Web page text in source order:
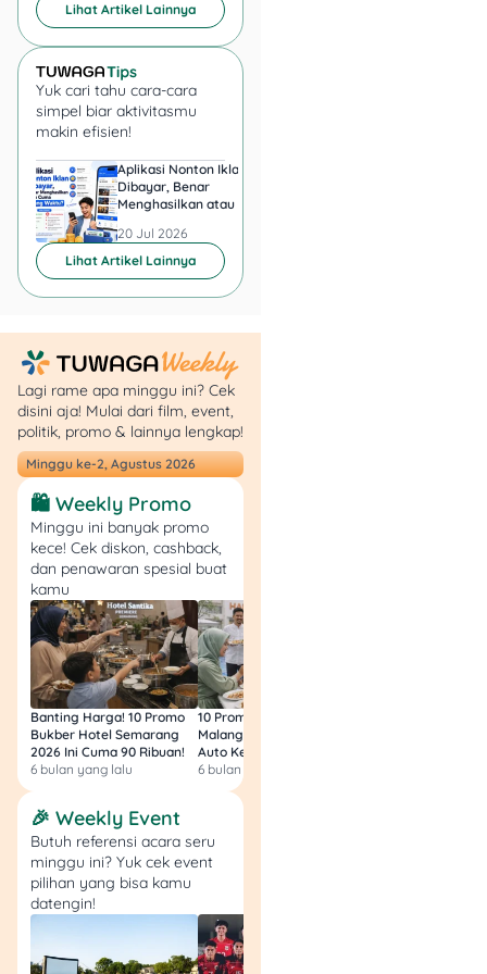
Pinjaman bank
konvensional
menggunakansistem
bungasebagai imbalan
Total pembayaran
biasanya lebih besar
karena bunga dihitung
sesuai tenor dan jumlah
pinjaman. Jika telat bayar,
akan ada denda sesuai
Berbagai produk pinjaman
bank konvensional antara
lain:
Kredit Tanpa
Agunan (KTA)
cair tanpa jaminan,
syarat hanya KTP,
slip gaji, dan riwayat
untuk kebutuhan
mendesak.
Contohnya: KTA
BRIGuna Karya, KTA
Kredit Serbaguna
Mandiri (KSM),
KTA
BCA Personal Loan,
KTA Maybank, dan
Multiguna iB Hijrah.
Kredit Modal Kerja
(KMK) : Untuk
operasional harian
seperti beli bahan
baku, bayar gaji,
atau cashflow jangka
Lihat Artikel Lainnya
Yuk cari tahu cara-cara
simpel biar aktivitasmu
makin efisien!
Aplikasi Nonton Iklan
Dibayar, Benar
Menghasilkan atau Cuma
20 Jul 2026
Lihat Artikel Lainnya
Lagi rame apa minggu ini? Cek
disini aja! Mulai dari film, event,
politik, promo & lainnya lengkap!
Minggu ke-2, Agustus 2026
🛍️ Weekly Promo
Minggu ini banyak promo
kece! Cek diskon, cashback,
dan penawaran spesial buat
kamu
Banting Harga! 10 Promo
Bukber Hotel Semarang
2026 Ini Cuma 90 Ribuan!
6 bulan yang lalu
10 Promo Bukber Hotel
Malang 2026: Start 75rb,
Auto Kenyang!
6 bulan yang lalu
🎉 Weekly Event
Butuh referensi acara seru
minggu ini? Yuk cek event
pilihan yang bisa kamu
datengin!